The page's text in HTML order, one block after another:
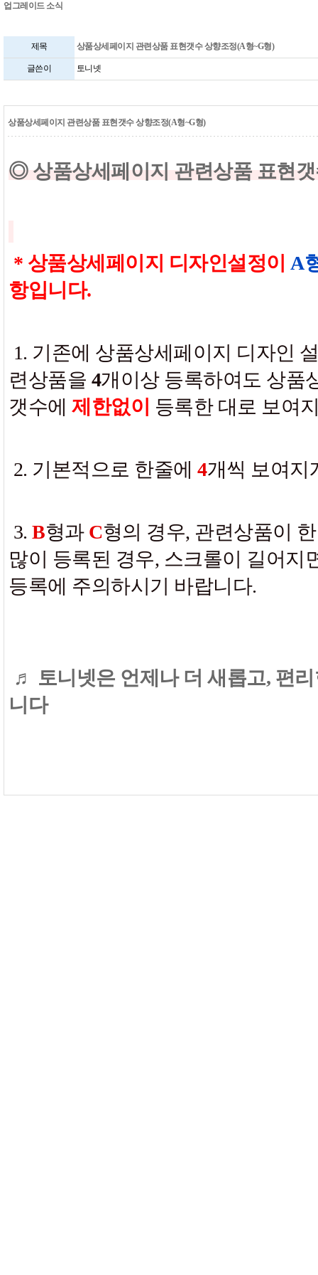
업그레이드 소식
제목 상품상세페이지 관련상품 표현갯수 상향조정(A형~G형)
글쓴이 토니넷
상품상세페이지 관련상품 표현갯수 상향조정(A형~G형)
◎ 상품상세페이지 관련상품 표현
* 상품상세페이지 디자인설정이 A
항입니다.
1. 기존에 상품상세페이지 디자인
련상품을 4개이상 등록하여도 상품
갯수에 제한없이 등록한 대로 보여
2. 기본적으로 한줄에 4개씩 보여지
3. B형과 C형의 경우, 관련상품이
많이 등록된 경우, 스크롤이 길어지
등록에 주의하시기 바랍니다.
♬ 토니넷은 언제나 더 새롭고, 편
니다